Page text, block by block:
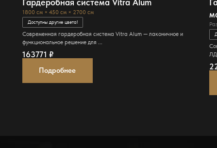
1800 см × 450 см × 2700 см
Доступны другие цвета!
Современная гардеробная система Vitra Alum — лаконичное и
функциональное решение для ...
163771 ₽
Подробнее